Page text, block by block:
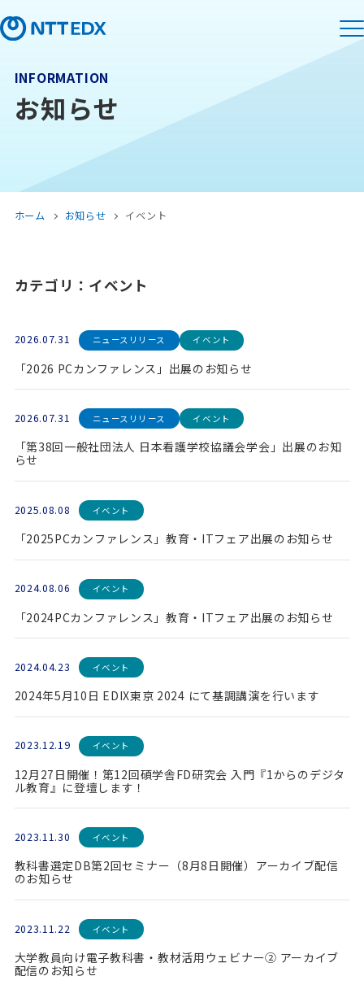
INFORMATION
お知らせ
ホーム お知らせ イベント
カテゴリ：イベント
2026.07.31 ニュースリリース イベント
「2026 PCカンファレンス」出展のお知らせ
2026.07.31 ニュースリリース イベント
「第38回一般社団法人 日本看護学校協議会学会」出展のお知
らせ
2025.08.08 イベント
「2025PCカンファレンス」教育・ITフェア出展のお知らせ
2024.08.06 イベント
「2024PCカンファレンス」教育・ITフェア出展のお知らせ
2024.04.23 イベント
2024年5月10日 EDIX東京 2024 にて基調講演を行います
2023.12.19 イベント
12月27日開催！第12回碩学舎FD研究会 入門『1からのデジタ
ル教育』に登壇します！
2023.11.30 イベント
教科書選定DB第2回セミナー（8月8日開催）アーカイブ配信
のお知らせ
2023.11.22 イベント
大学教員向け電子教科書・教材活用ウェビナー② アーカイブ
配信のお知らせ